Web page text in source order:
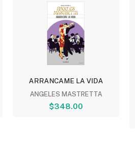
ARRANCAME LA VIDA
ANGELES MASTRETTA
$348.00